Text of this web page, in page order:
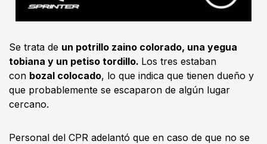
Se trata de un potrillo zaino colorado, una yegua
tobiana y un petiso tordillo. Los tres estaban
con bozal colocado, lo que indica que tienen dueño y
que probablemente se escaparon de algún lugar
cercano.
Personal del CPR adelantó que en caso de que no se